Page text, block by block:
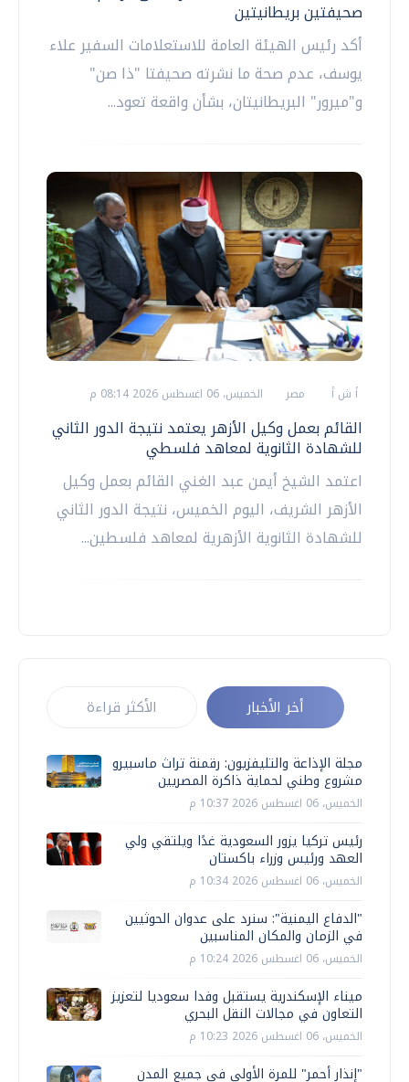
صحيفتين بريطانيتين
أكد رئيس الهيئة العامة للاستعلامات السفير علاء
يوسف، عدم صحة ما نشرته صحيفتا "ذا صن"
و"ميرور" البريطانيتان، بشأن واقعة تعود...
أ ش أ مصر الخميس، 06 اغسطس 2026 08:14 م
القائم بعمل وكيل الأزهر يعتمد نتيجة الدور الثاني
للشهادة الثانوية لمعاهد فلسطي
اعتمد الشيخ أيمن عبد الغني القائم بعمل وكيل
الأزهر الشريف، اليوم الخميس، نتيجة الدور الثاني
للشهادة الثانوية الأزهرية لمعاهد فلسطين...
أخر الأخبار الأكثر قراءة
مجلة الإذاعة والتليفزيون: رقمنة تراث ماسبيرو
مشروع وطني لحماية ذاكرة المصريين
الخميس، 06 اغسطس 2026 10:37 م
رئيس تركيا يزور السعودية غدًا ويلتقي ولي
العهد ورئيس وزراء باكستان
الخميس، 06 اغسطس 2026 10:34 م
"الدفاع اليمنية": سنرد على عدوان الحوثيين
في الزمان والمكان المناسبين
الخميس، 06 اغسطس 2026 10:24 م
ميناء الإسكندرية يستقبل وفدا سعوديا لتعزيز
التعاون في مجالات النقل البحري
الخميس، 06 اغسطس 2026 10:23 م
"إنذار أحمر" للمرة الأولى في جميع المدن